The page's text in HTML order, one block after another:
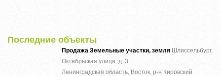
Последние объекты
Продажа Земельные участки, земля Шлиссельбург,
Октябрьская улица, д. 3
Ленинградская область, Восток, р-н Кировский